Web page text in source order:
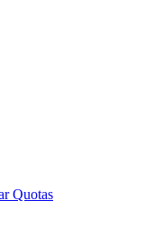
Quotas